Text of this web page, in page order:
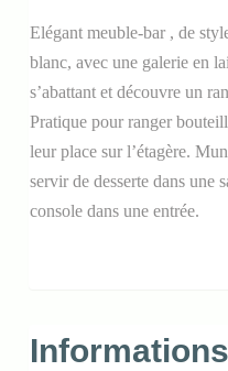
Elégant meuble-bar , de
blanc, avec une galerie en
s’abattant et découvre un
Pratique pour ranger
leur place sur l’étagère.
servir de desserte dans une
console dans une entrée.
Informations